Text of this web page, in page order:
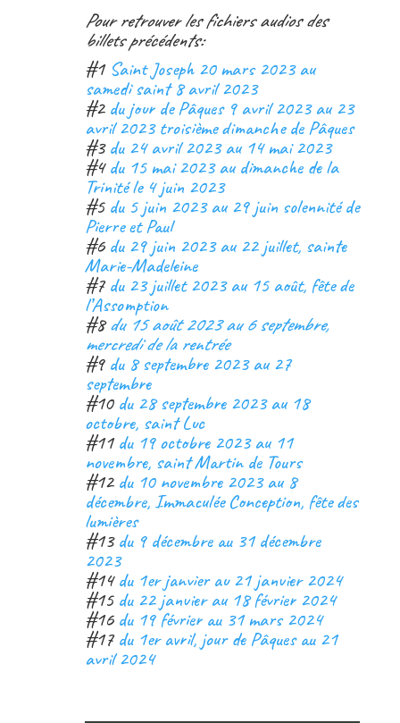
Pour retrouver les fichiers audios des
billets précédents:
#1 Saint Joseph 20 mars 2023 au
samedi saint 8 avril 2023
#2 du jour de Pâques 9 avril 2023 au 23
avril 2023 troisième dimanche de Pâques
#3du 24 avril 2023 au 14 mai 2023
#4du 15 mai 2023 au dimanche de la
Trinité le 4 juin 2023
#5 du 5 juin 2023 au 29 juin solennité de
Pierre et Paul
#6 du 29 juin 2023 au 22 juillet, sainte
Marie-Madeleine
#7du 23 juillet 2023 au 15 août, fête de
l’Assomption
#8du 15 août 2023 au 6 septembre,
mercredi de la rentrée
#9 du 8 septembre 2023 au 27
septembre
#10 du 28 septembre 2023 au 18
octobre, saint Luc
#11 du 19 octobre 2023 au 11
novembre, saint Martin de Tours
#12 du 10 novembre 2023 au 8
décembre, Immaculée Conception, fête des
lumières
#13du 9 décembre au 31 décembre
2023
#14du 1er janvier au 21 janvier 2024
#15 du 22 janvier au 18 février 2024
#16 du 19 février au 31 mars 2024
#17du 1er avril, jour de Pâques au 21
avril 2024